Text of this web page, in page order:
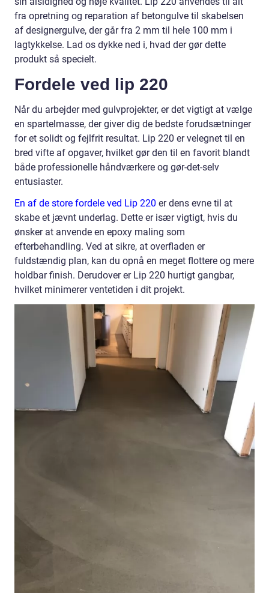
fra opretning og reparation af betongulve til skabelsen
af designergulve, der går fra 2 mm til hele 100 mm i
lagtykkelse. Lad os dykke ned i, hvad der gør dette
produkt så specielt.
Fordele ved lip 220
Når du arbejder med gulvprojekter, er det vigtigt at vælge
en spartelmasse, der giver dig de bedste forudsætninger
for et solidt og fejlfrit resultat. Lip 220 er velegnet til en
bred vifte af opgaver, hvilket gør den til en favorit blandt
både professionelle håndværkere og gør-det-selv
entusiaster.
En af de store fordele ved Lip 220 er dens evne til at
skabe et jævnt underlag. Dette er især vigtigt, hvis du
ønsker at anvende en epoxy maling som
efterbehandling. Ved at sikre, at overfladen er
fuldstændig plan, kan du opnå en meget flottere og mere
holdbar finish. Derudover er Lip 220 hurtigt gangbar,
hvilket minimerer ventetiden i dit projekt.